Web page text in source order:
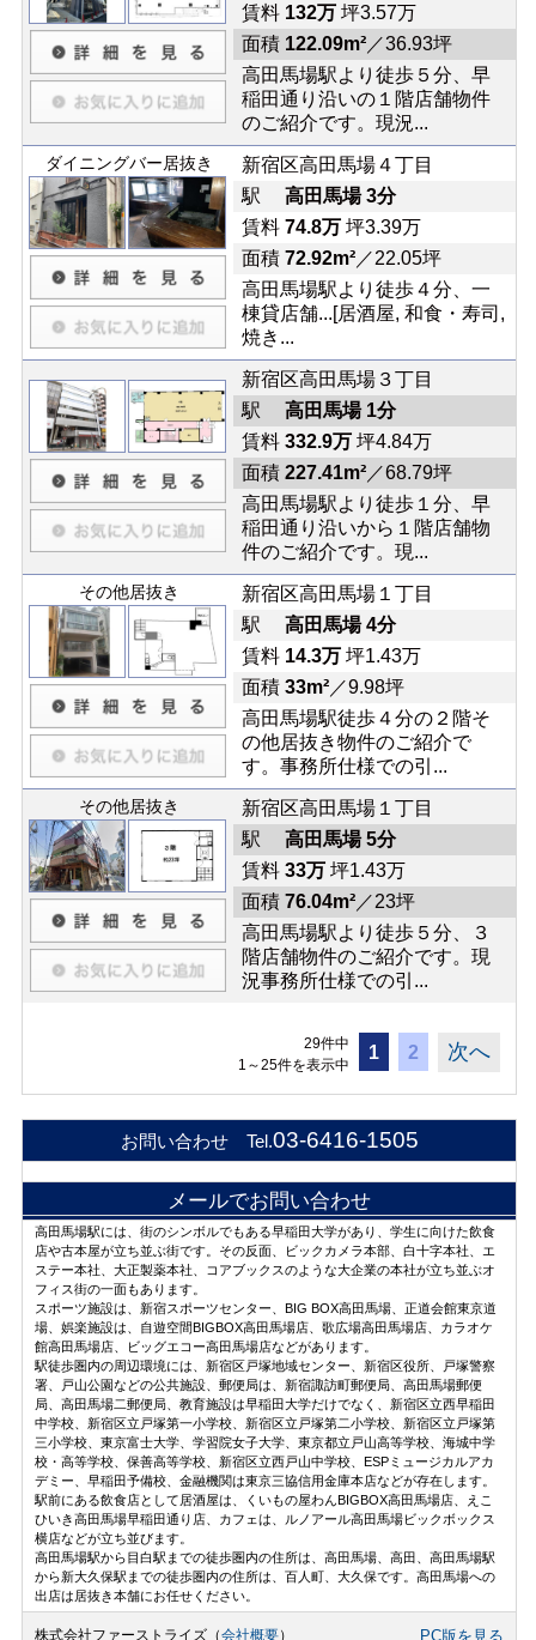
賃料 132万坪3.57万
面積 122.09m²／36.93坪
高田馬場駅より徒歩５分、早
稲田通り沿いの１階店舗物件
のご紹介です。現況...
ダイニングバー居抜き
新宿区高田馬場４丁目
駅 高田馬場 3分
賃料 74.8万坪3.39万
面積 72.92m²／22.05坪
高田馬場駅より徒歩４分、一
棟貸店舗...[居酒屋, 和食・寿司,
焼き...
新宿区高田馬場３丁目
駅 高田馬場 1分
賃料 332.9万坪4.84万
面積 227.41m²／68.79坪
高田馬場駅より徒歩１分、早
稲田通り沿いから１階店舗物
件のご紹介です。現...
その他居抜き
新宿区高田馬場１丁目
駅 高田馬場 4分
賃料 14.3万坪1.43万
面積 33m²／9.98坪
高田馬場駅徒歩４分の２階そ
の他居抜き物件のご紹介で
す。事務所仕様での引...
その他居抜き
新宿区高田馬場１丁目
駅 高田馬場 5分
賃料 33万坪1.43万
面積 76.04m²／23坪
高田馬場駅より徒歩５分、３
階店舗物件のご紹介です。現
況事務所仕様での引...
1 2 次へ
29件中
1～25件を表示中
お問い合わせ Tel.03-6416-1505
メールでお問い合わせ
高田馬場駅には、街のシンボルでもある早稲田大学があり、学生に向けた飲食
店や古本屋が立ち並ぶ街です。その反面、ビックカメラ本部、白十字本社、エ
ステー本社、大正製薬本社、コアブックスのような大企業の本社が立ち並ぶオ
フィス街の一面もあります。
スポーツ施設は、新宿スポーツセンター、BIG BOX高田馬場、正道会館東京道
場、娯楽施設は、自遊空間BIGBOX高田馬場店、歌広場高田馬場店、カラオケ
館高田馬場店、ビッグエコー高田馬場店などがあります。
駅徒歩圏内の周辺環境には、新宿区戸塚地域センター、新宿区役所、戸塚警察
署、戸山公園などの公共施設、郵便局は、新宿諏訪町郵便局、高田馬場郵便
局、高田馬場二郵便局、教育施設は早稲田大学だけでなく、新宿区立西早稲田
中学校、新宿区立戸塚第一小学校、新宿区立戸塚第二小学校、新宿区立戸塚第
三小学校、東京富士大学、学習院女子大学、東京都立戸山高等学校、海城中学
校・高等学校、保善高等学校、新宿区立西戸山中学校、ESPミュージカルアカ
デミー、早稲田予備校、金融機関は東京三協信用金庫本店などが存在します。
駅前にある飲食店として居酒屋は、くいもの屋わんBIGBOX高田馬場店、えこ
ひいき高田馬場早稲田通り店、カフェは、ルノアール高田馬場ビックボックス
横店などが立ち並びます。
高田馬場駅から目白駅までの徒歩圏内の住所は、高田馬場、高田、高田馬場駅
から新大久保駅までの徒歩圏内の住所は、百人町、大久保です。高田馬場への
出店は居抜き本舗にお任せください。
株式会社ファーストライズ（会社概要） PC版を見る